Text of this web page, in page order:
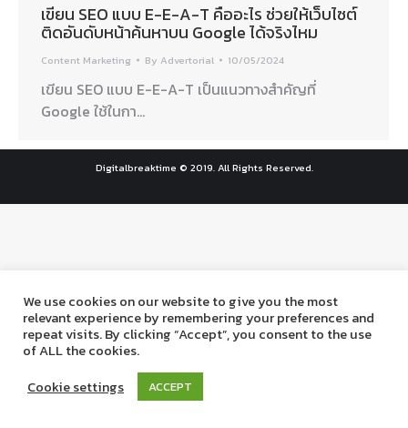
เขียน SEO แบบ E-E-A-T คืออะไร ช่วยให้เว็บไซต์
ติดอันดับหน้าค้นหาบน Google ได้จริงไหม
Content Marketing By Advertorial 10/05/2024
เขียน SEO แบบ E-E-A-T เป็นแนวทางสำคัญที่
Google ใช้ในกา…
Digitalbreaktime © 2019. All Rights Reserved.
We use cookies on our website to give you the most
relevant experience by remembering your preferences and
repeat visits. By clicking “Accept”, you consent to the use
of ALL the cookies.
Cookie settings
ACCEPT